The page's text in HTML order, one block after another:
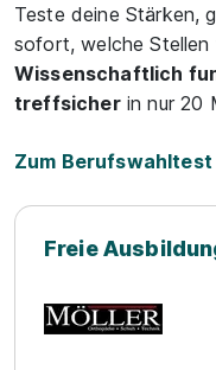
Teste deine Stärken,
sofort, welche Stellen
Wissenschaftlich
treffsicherin nur 20
Zum
Freie